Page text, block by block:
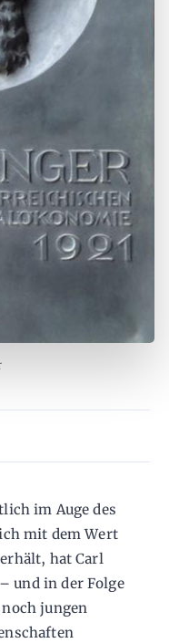
im Auge des
mit dem Wert
hat Carl
und in der Folge
jungen